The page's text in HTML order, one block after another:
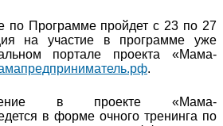
по Программе пройдет с 23 по 27
на участие в программе уже
портале проекта «Мама-
.
в проекте «Мама-
в форме очного тренинга по